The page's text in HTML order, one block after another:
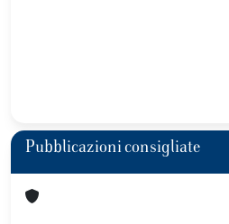
Pubblicazioni consigliate